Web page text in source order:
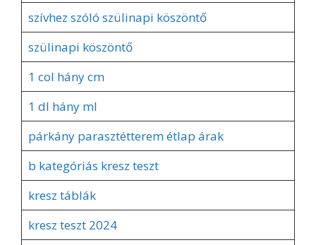
szívhez szóló szülinapi köszöntő
szülinapi köszöntő
1 col hány cm
1 dl hány ml
párkány parasztétterem étlap árak
b kategóriás kresz teszt
kresz táblák
kresz teszt 2024